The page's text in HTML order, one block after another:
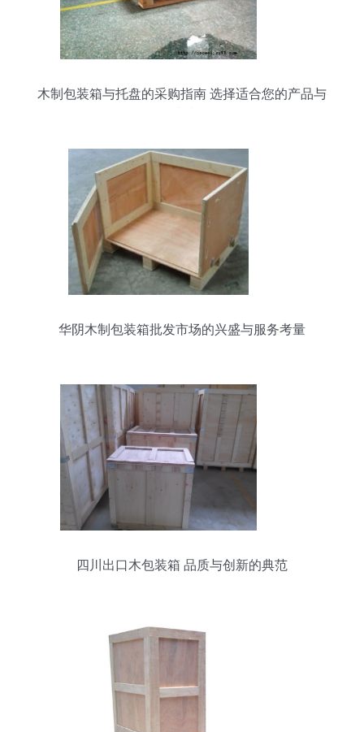
木制包装箱与托盘的采购指南 选择适合您的产品与
华阴木制包装箱批发市场的兴盛与服务考量
四川出口木包装箱 品质与创新的典范